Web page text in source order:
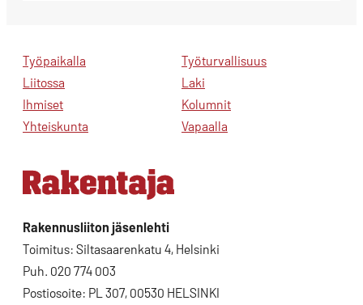
Työpaikalla
Liitossa
Ihmiset
Yhteiskunta
Työturvallisuus
Laki
Kolumnit
Vapaalla
Rakennusliiton jäsenlehti
Toimitus: Siltasaarenkatu 4, Helsinki
Puh. 020 774 003
Postiosoite: PL 307, 00530 HELSINKI